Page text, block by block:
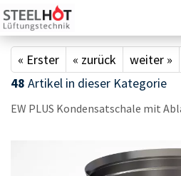
« Erster « zurück weiter »
48 Artikel in dieser Kategorie
EW PLUS Kon­den­sa­t­scha­le mit